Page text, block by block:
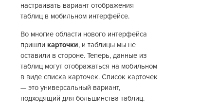
настраивать вариант отображения
таблиц в мобильном интерфейсе.
Во многие области нового интерфейса
пришли карточки, и таблицы мы не
оставили в стороне. Теперь, данные из
таблиц могут отображаться на мобильном
в виде списка карточек. Список карточек
— это универсальный вариант,
подходящий для большинства таблиц.